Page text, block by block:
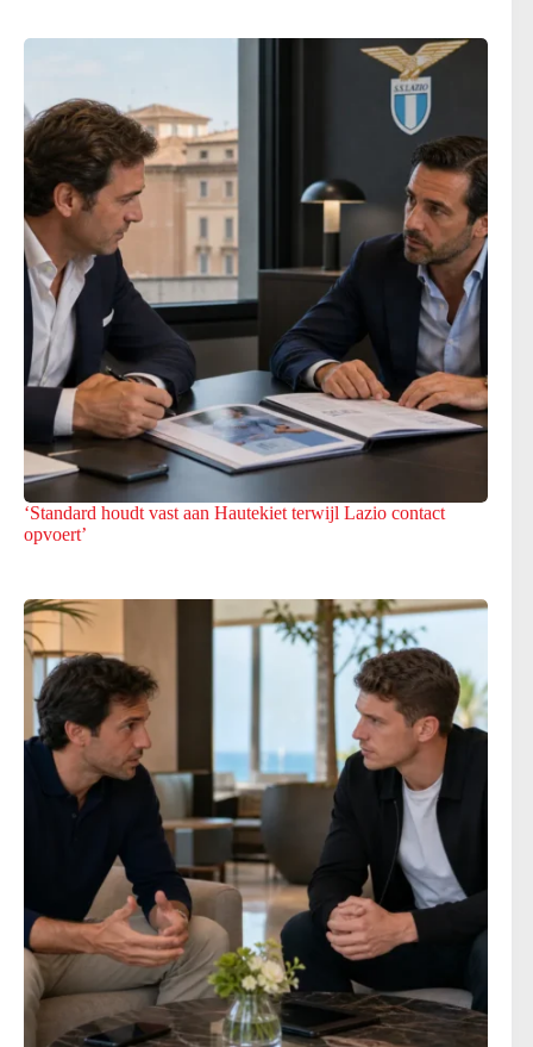
‘Standard houdt vast aan Hautekiet terwijl Lazio contact
opvoert’